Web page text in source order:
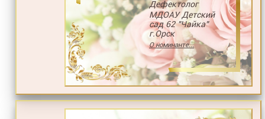
Дефектолог
МДОАУ Детский
сад 62 "Чайка"
г.Орск
О номинанте...